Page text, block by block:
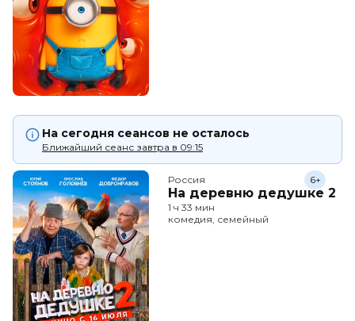
На сегодня сеансов не осталось
Ближайший сеанс завтра в 09:15
Россия
На деревню дедушке 2
6+
1 ч 33 мин
комедия, семейный